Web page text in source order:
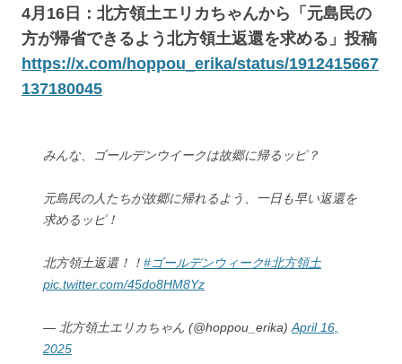
4月16日：北方領土エリカちゃんから「元島民の
方が帰省できるよう北方領土返還を求める」投稿
https://x.com/hoppou_erika/status/1912415667
137180045
みんな、ゴールデンウイークは故郷に帰るッピ？
元島民の人たちが故郷に帰れるよう、一日も早い返還を
求めるッピ！
北方領土返還！！ #ゴールデンウィーク#北方領土
pic.twitter.com/45do8HM8Yz
— 北方領土エリカちゃん (@hoppou_erika)April 16,
2025